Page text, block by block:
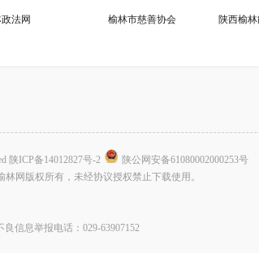
法网 榆林市慈善协会 陕西榆
陕ICP备14012827号-2
陕公网安备61080002000253号
网版权所有，未经协议授权禁止下载使用。
信息举报电话：029-63907152